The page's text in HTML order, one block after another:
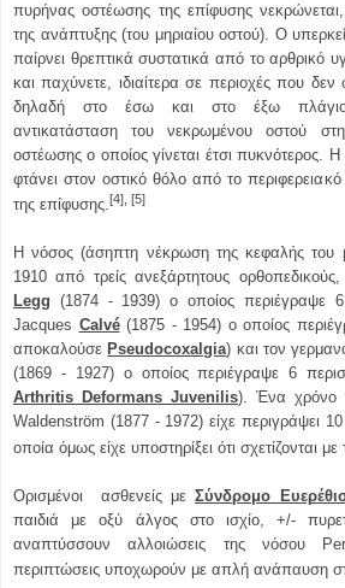
πυρήνας οστέωσης της επίφυσης
της ανάπτυξης (του μηριαίου οστού). Ο
παίρνει θρεπτικά συστατικά από το αρθρικό
και παχύνετε, ιδιαίτερα σε περιοχές που δεν
δηλαδή στο έσω και στο έξω πλάγιο.
αντικατάσταση του νεκρωμένου οστού
οστέωσης ο οποίος γίνεται έτσι πυκνότερος.
φτάνει στον οστικό θόλο από το
της επίφυσης.[4], [5]
Η νόσος (άσηπτη νέκρωση της κεφαλής του
1910 από τρείς ανεξάρτητους
Legg (1874 - 1939) ο οποίος περιέγραψε 6
Jacques Calvé(1875 - 1954) ο οποίος
αποκαλούσε Pseudocoxalgia) και τον
(1869 - 1927) ο οποίος περιέγραψε 6
Arthritis Deformans Juvenilis). Ένα χρόνο
Waldenström (1877 - 1972) είχε περιγράψει
οποία όμως είχε υποστηρίξει ότι σχετίζονται
Ορισμένοι ασθενείς μεΣύνδρομο
παιδιά με οξύ άλγος στο ισχίο, +/-
αναπτύσσουν αλλοιώσεις της νόσου
περιπτώσεις υποχωρούν με απλή ανάπαυση